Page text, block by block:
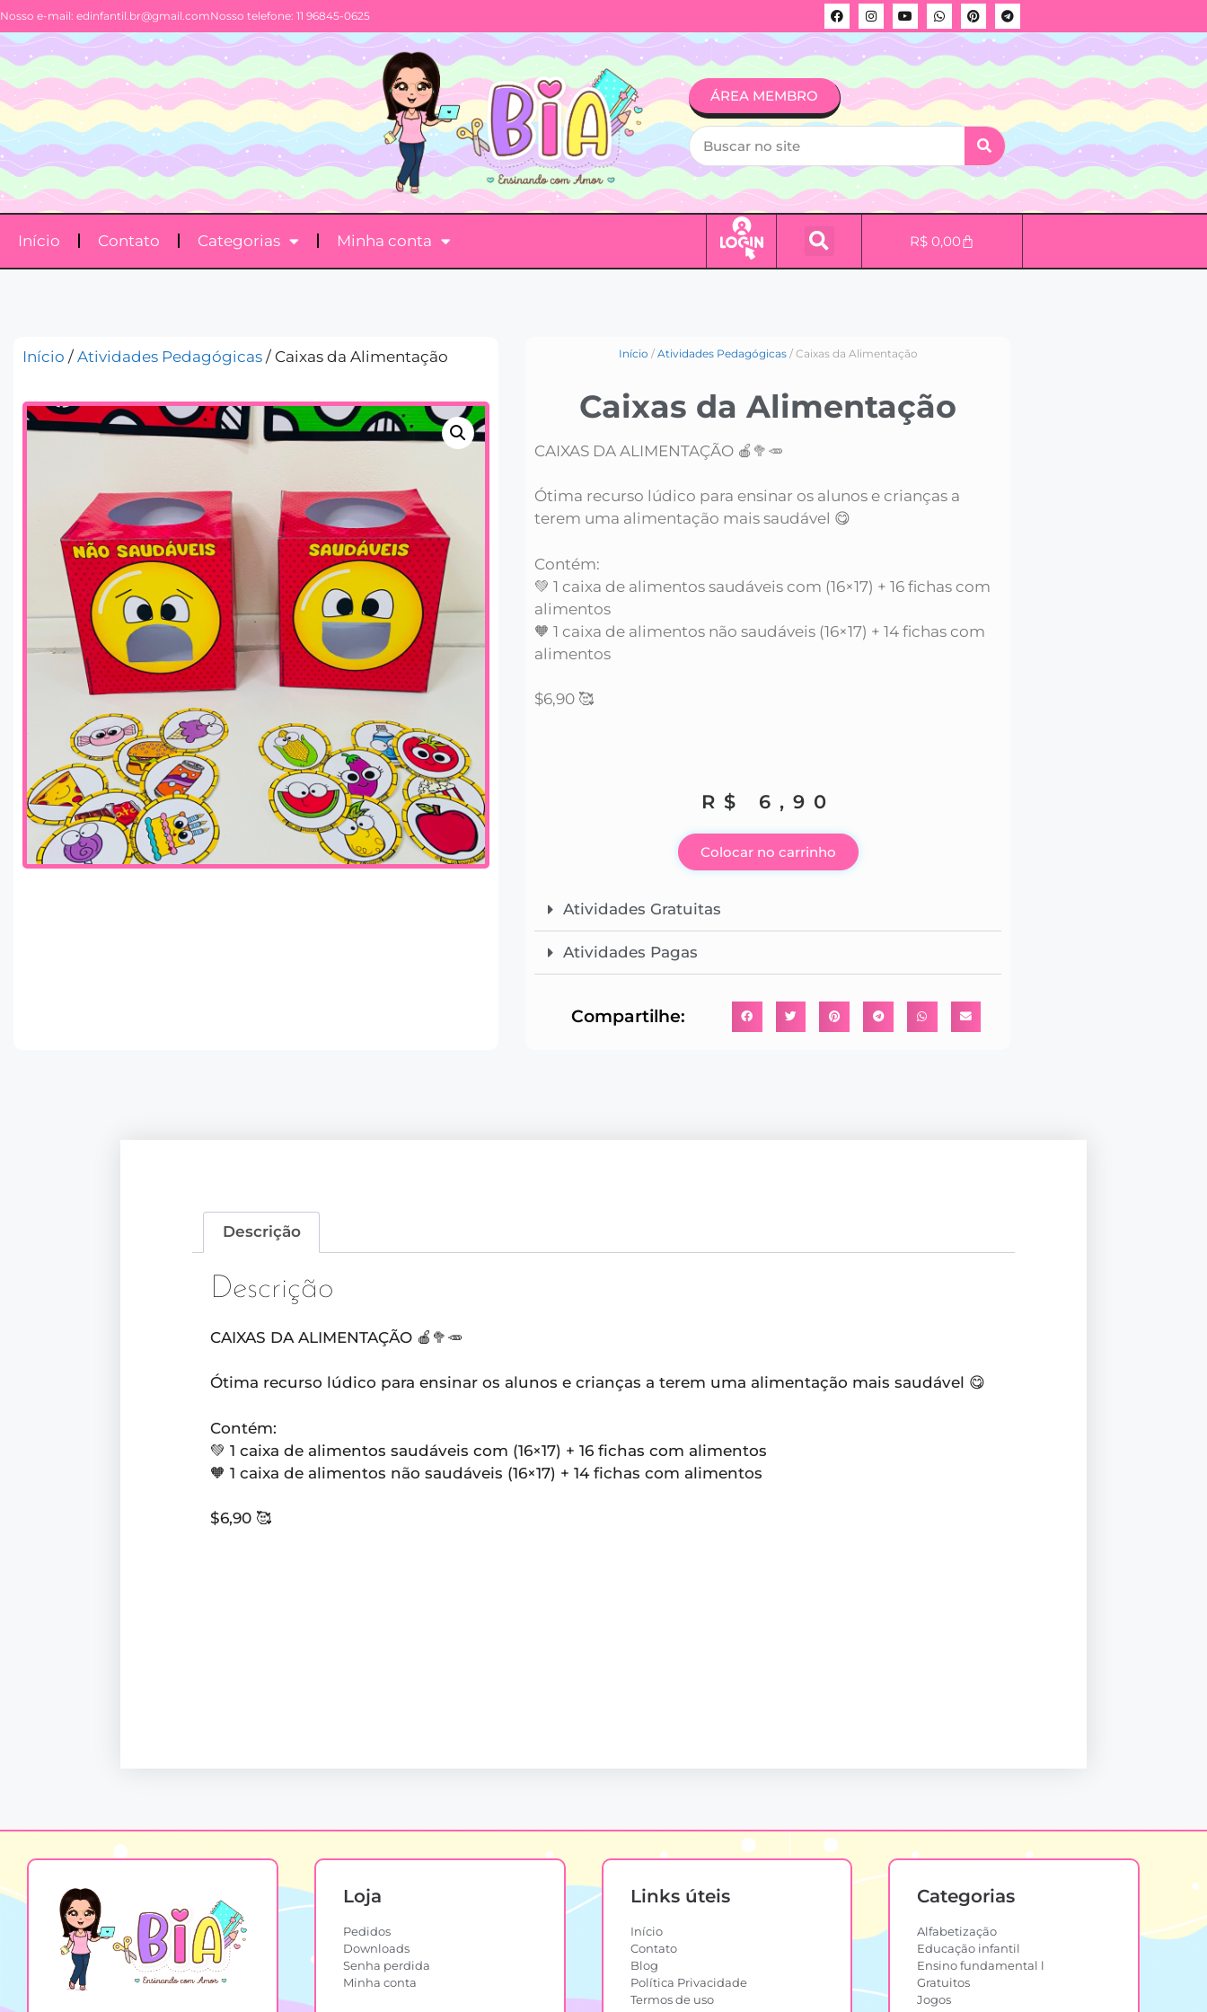
Nosso e-mail: edinfantil.br@gmail.comNosso telefone: 11 96845-0625
ÁREA MEMBRO
Início Contato Categorias Minha conta R$ 0,00
Início / Atividades Pedagógicas / Caixas da Alimentação Início / Atividades Pedagógicas/ Caixas da Alimentação
Caixas da Alimentação
CAIXAS DA ALIMENTAÇÃO 🍎🥦🥕
Ótima recurso lúdico para ensinar os alunos e crianças a
terem uma alimentação mais saudável 😋
Contém:
💚 1 caixa de alimentos saudáveis com (16×17) + 16 fichas com
alimentos
🧡 1 caixa de alimentos não saudáveis (16×17) + 14 fichas com
alimentos
$6,90 🥰
R$ 6,90
Colocar no carrinho
Atividades Gratuitas
Atividades Pagas
Compartilhe:
Descrição
Descrição
CAIXAS DA ALIMENTAÇÃO 🍎🥦🥕
Ótima recurso lúdico para ensinar os alunos e crianças a terem uma alimentação mais saudável 😋
Contém:
💚 1 caixa de alimentos saudáveis com (16×17) + 16 fichas com alimentos
🧡 1 caixa de alimentos não saudáveis (16×17) + 14 fichas com alimentos
$6,90 🥰
Loja
Pedidos
Downloads
Senha perdida
Minha conta
Links úteis
Início
Contato
Blog
Política Privacidade
Termos de uso
Categorias
Alfabetização
Educação infantil
Ensino fundamental l
Gratuitos
Jogos